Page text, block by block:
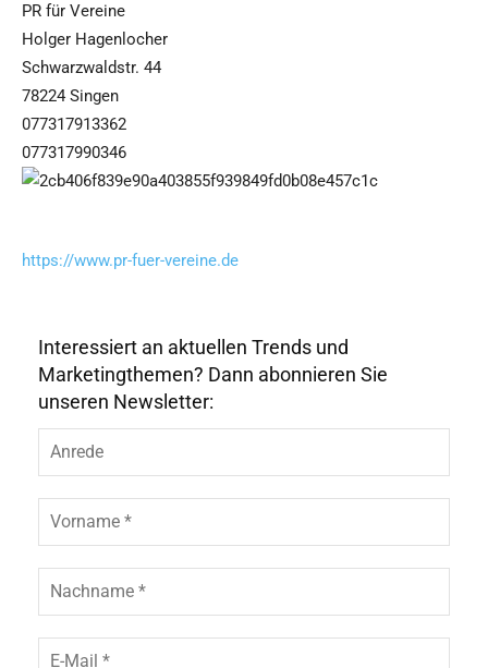
PR für Vereine
Holger Hagenlocher
Schwarzwaldstr. 44
78224 Singen
077317913362
077317990346
https://www.pr-fuer-vereine.de
Interessiert an aktuellen Trends und
Marketingthemen? Dann abonnieren Sie
unseren Newsletter: